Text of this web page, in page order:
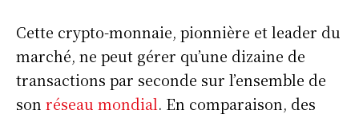
Cette crypto-monnaie, pionnière et leader du
marché, ne peut gérer qu’une dizaine de
transactions par seconde sur l’ensemble de
son réseau mondial. En comparaison, des